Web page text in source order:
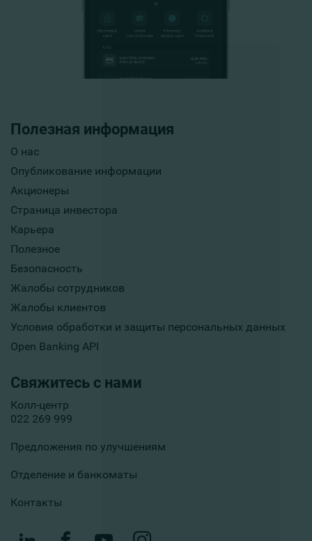
Полезная информация
О нас
Опубликование информации
Акционеры
Страница инвестора
Карьера
Полезное
Безопасность
Жалобы сотрудников
Жалобы клиентов
Условия обработки и защиты персональных данных
Open Banking API
Свяжитесь с нами
Колл-центр
022 269 999
Предложения по улучшениям
Отделение и банкоматы
Контакты